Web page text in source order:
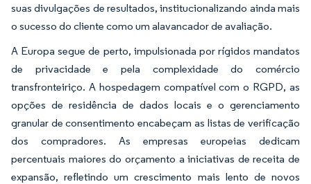
suas divulgações de resultados, institucionalizando ainda mais
o sucesso do cliente como um alavancador de avaliação.
A Europa segue de perto, impulsionada por rígidos mandatos
de privacidade e pela complexidade do comércio
transfronteiriço. A hospedagem compatível com o RGPD, as
opções de residência de dados locais e o gerenciamento
granular de consentimento encabeçam as listas de verificação
dos compradores. As empresas europeias dedicam
percentuais maiores do orçamento a iniciativas de receita de
expansão, refletindo um crescimento mais lento de novos